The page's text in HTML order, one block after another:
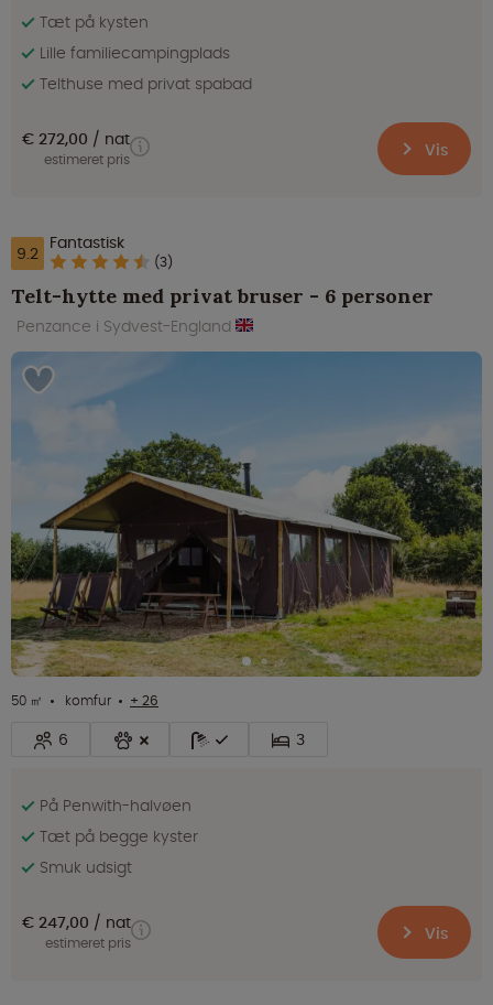
Tæt på kysten
Lille familiecampingplads
Telthuse med privat spabad
€ 272,00 nat
estimeret pris Vis
9.2 Fantastisk
(3)
Telt-hytte med privat bruser - 6 personer
Penzance i Sydvest-England
50 ㎡ komfur + 26
6 3
På Penwith-halvøen
Tæt på begge kyster
Smuk udsigt
€ 247,00 nat
estimeret pris Vis